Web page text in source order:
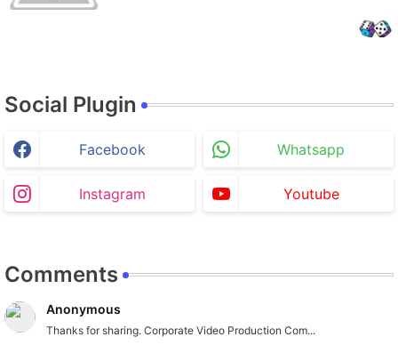
Social Plugin
Facebook Whatsapp
Instagram Youtube
Comments
Anonymous
Thanks for sharing. Corporate Video Production Com...